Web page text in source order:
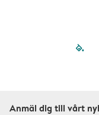
Anmäl dig till vårt